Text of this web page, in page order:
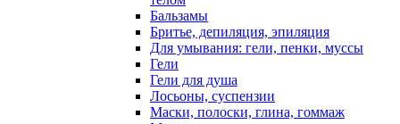
Бальзамы
Бритье, депиляция, эпиляция
Для умывания: гели, пенки, муссы
Гели
Гели для душа
Лосьоны, суспензии
Маски, полоски, глина, гоммаж